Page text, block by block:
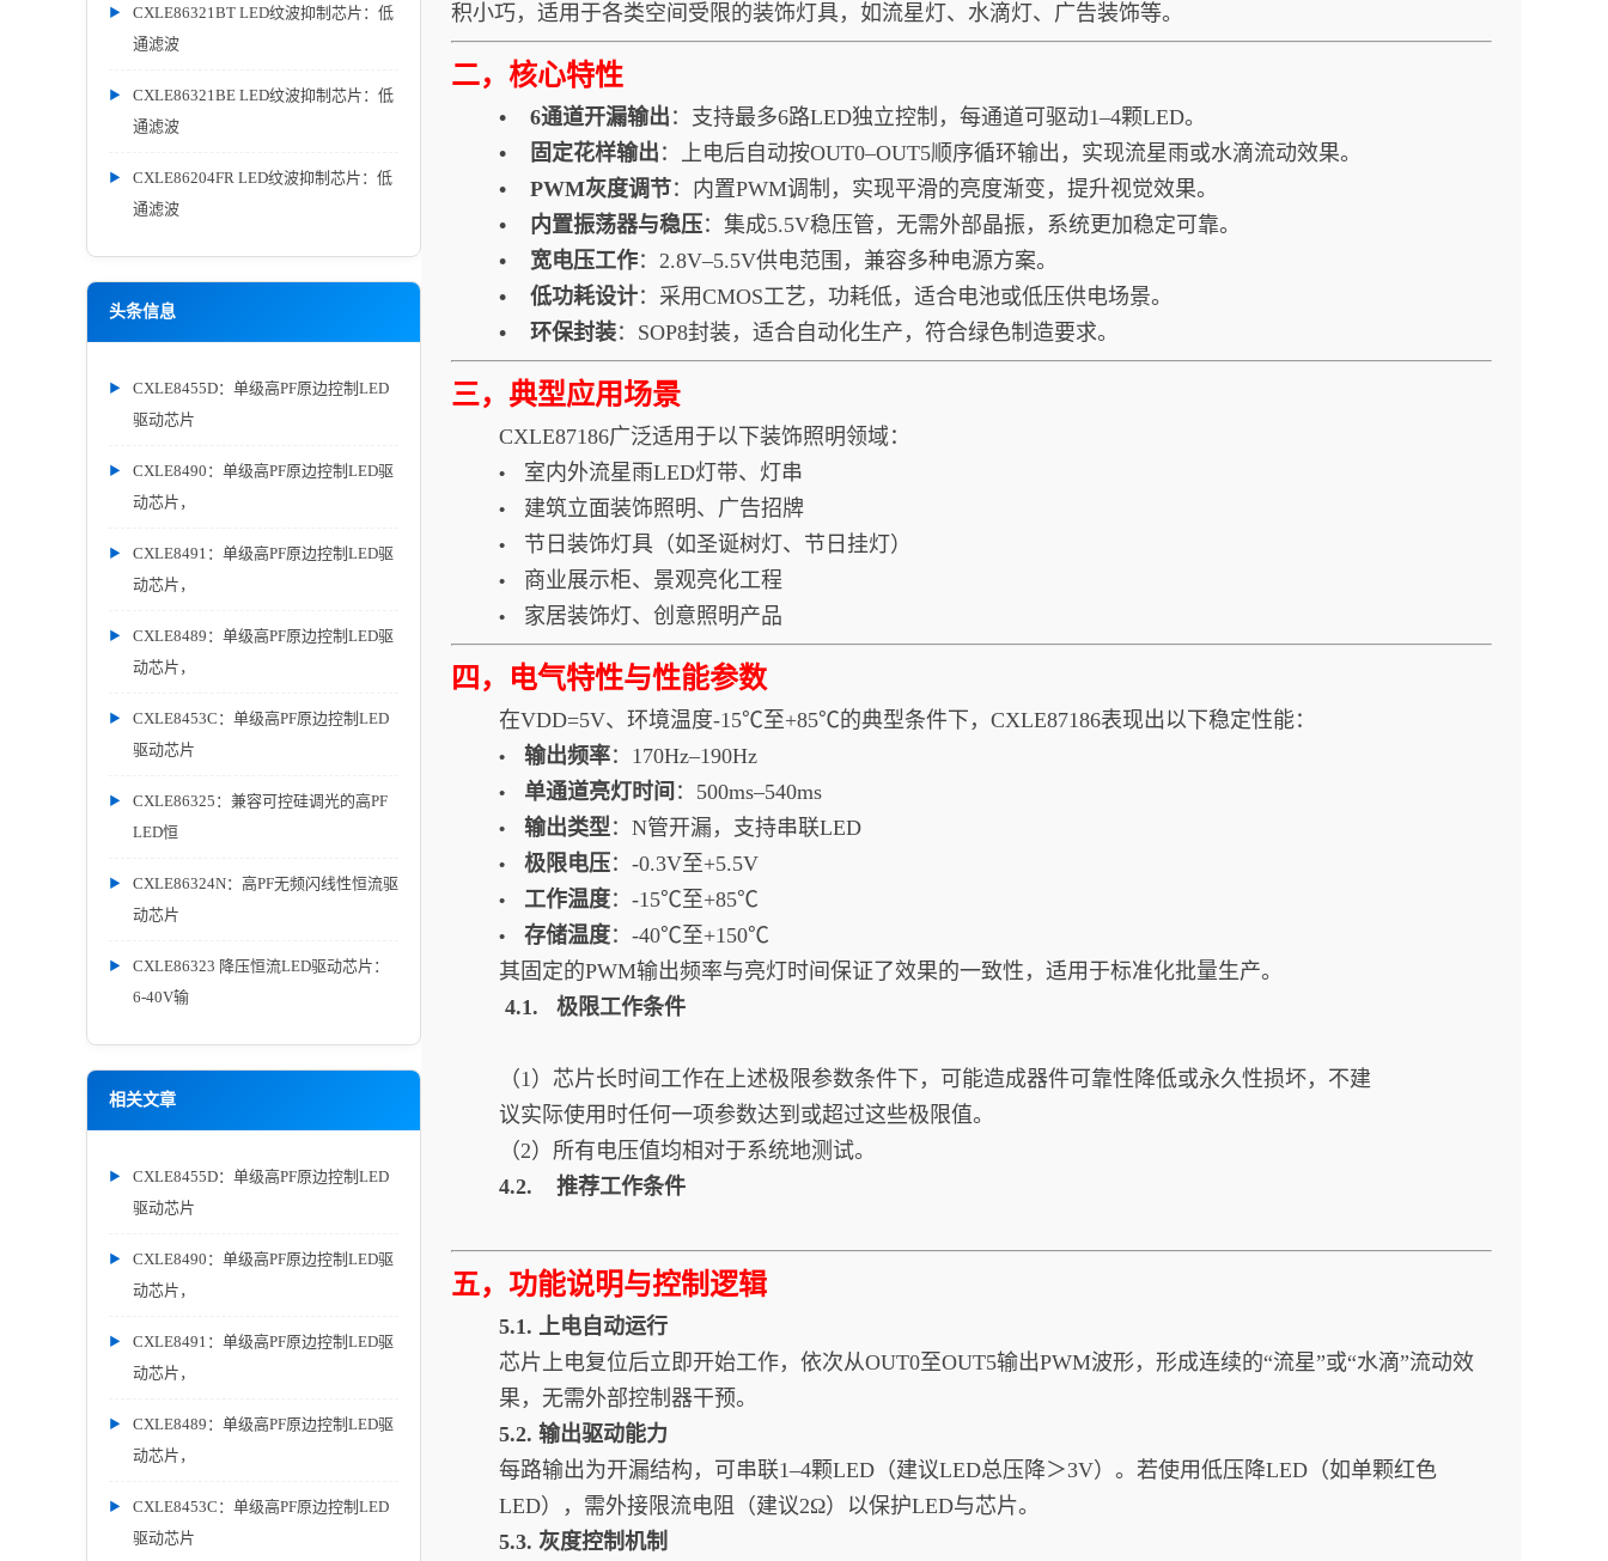
CXLE86321BT LED纹波抑制芯片：低
通滤波
CXLE86321BE LED纹波抑制芯片：低
通滤波
CXLE86204FR LED纹波抑制芯片：低
通滤波
头条信息
CXLE8455D：单级高PF原边控制LED
驱动芯片
CXLE8490：单级高PF原边控制LED驱
动芯片，
CXLE8491：单级高PF原边控制LED驱
动芯片，
CXLE8489：单级高PF原边控制LED驱
动芯片，
CXLE8453C：单级高PF原边控制LED
驱动芯片
CXLE86325：兼容可控硅调光的高PF
LED恒
CXLE86324N：高PF无频闪线性恒流驱
动芯片
CXLE86323 降压恒流LED驱动芯片：
6-40V输
相关文章
CXLE8455D：单级高PF原边控制LED
驱动芯片
CXLE8490：单级高PF原边控制LED驱
动芯片，
CXLE8491：单级高PF原边控制LED驱
动芯片，
CXLE8489：单级高PF原边控制LED驱
动芯片，
CXLE8453C：单级高PF原边控制LED
驱动芯片
积小巧，适用于各类空间受限的装饰灯具，如流星灯、水滴灯、广告装饰等。
二，核心特性
• 6通道开漏输出 ：支持最多6路LED独立控制，每通道可驱动1–4颗LED。
• 固定花样输出 ：上电后自动按OUT0–OUT5顺序循环输出，实现流星雨或水滴流动效果。
• PWM灰度调节：内置PWM调制，实现平滑的亮度渐变，提升视觉效果。
• 内置振荡器与稳压：集成5.5V稳压管，无需外部晶振，系统更加稳定可靠。
• 宽电压工作：2.8V–5.5V供电范围，兼容多种电源方案。
• 低功耗设计：采用CMOS工艺，功耗低，适合电池或低压供电场景。
• 环保封装：SOP8封装，适合自动化生产，符合绿色制造要求。
三，典型应用场景
CXLE87186广泛适用于以下装饰照明领域：
• 室内外流星雨LED灯带、灯串
• 建筑立面装饰照明、广告招牌
• 节日装饰灯具（如圣诞树灯、节日挂灯）
• 商业展示柜、景观亮化工程
• 家居装饰灯、创意照明产品
四，电气特性与性能参数
在VDD=5V、环境温度-15℃至+85℃的典型条件下，CXLE87186表现出以下稳定性能：
• 输出频率：170Hz–190Hz
• 单通道亮灯时间 ：500ms–540ms
• 输出类型：N管开漏，支持串联LED
• 极限电压：-0.3V至+5.5V
• 工作温度：-15℃至+85℃
• 存储温度：-40℃至+150℃
其固定的PWM输出频率与亮灯时间保证了效果的一致性，适用于标准化批量生产。
4.1. 极限工作条件
（1）芯片长时间工作在上述极限参数条件下，可能造成器件可靠性降低或永久性损坏，不建
议实际使用时任何一项参数达到或超过这些极限值。
（2）所有电压值均相对于系统地测试。
4.2. 推荐工作条件
五，功能说明与控制逻辑
5.1. 上电自动运行
芯片上电复位后立即开始工作，依次从OUT0至OUT5输出PWM波形，形成连续的“流星”或“水滴”流动效
果，无需外部控制器干预。
5.2. 输出驱动能力
每路输出为开漏结构，可串联1–4颗LED（建议LED总压降＞3V）。若使用低压降LED（如单颗红色
LED），需外接限流电阻（建议2Ω）以保护LED与芯片。
5.3. 灰度控制机制